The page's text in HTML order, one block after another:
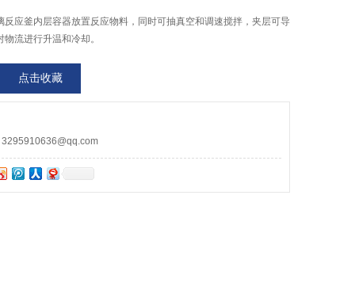
反应釜内层容器放置反应物料，同时可抽真空和调速搅拌，夹层可导
流进行升温和冷却。
点击收藏